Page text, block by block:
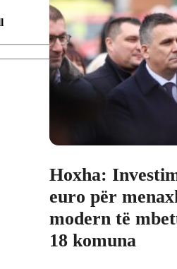
Hoxha:
euro për
modern të
18 komuna